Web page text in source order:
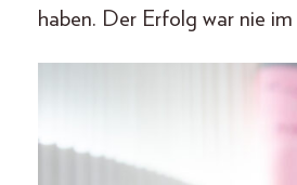
haben. Der Erfolg war nie